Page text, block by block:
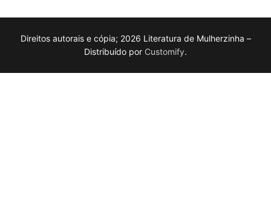
Direitos autorais e cópia; 2026 Literatura de Mulherzinha –
Distribuído por Customify.